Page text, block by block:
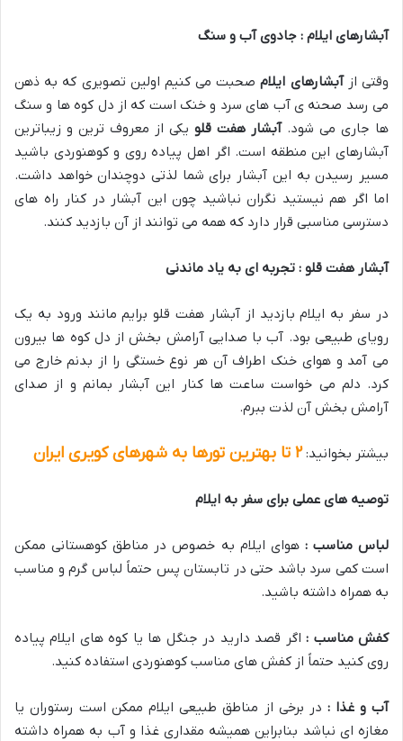
آبشارهای ایلام : جادوی آب و سنگ
وقتی ازآبشارهای ایلامصحبت می کنیم اولین تصویری که به ذهن
می رسد صحنه ی آب های سرد و خنک است که از دل کوه ها و سنگ
ها جاری می شود.آبشار هفت قلو یکی از معروف ترین و زیباترین
آبشارهای این منطقه است. اگر اهل پیاده روی و کوهنوردی باشید
مسیر رسیدن به این آبشار برای شما لذتی دوچندان خواهد داشت.
اما اگر هم نیستید نگران نباشید چون این آبشار در کنار راه های
دسترسی مناسبی قرار دارد که همه می توانند از آن بازدید کنند.
آبشار هفت قلو : تجربه ای به یاد ماندنی
در سفر به ایلام بازدید از آبشار هفت قلو برایم مانند ورود به یک
رویای طبیعی بود. آب با صدایی آرامش بخش از دل کوه ها بیرون
می آمد و هوای خنک اطراف آن هر نوع خستگی را از بدنم خارج می
کرد. دلم می خواست ساعت ها کنار این آبشار بمانم و از صدای
آرامش بخش آن لذت ببرم.
بیشتر بخوانید:۲ تا بهترین تورها به شهرهای کویری ایران
توصیه های عملی برای سفر به ایلام
لباس مناسب :هوای ایلام به خصوص در مناطق کوهستانی ممکن
است کمی سرد باشد حتی در تابستان پس حتماً لباس گرم و مناسب
به همراه داشته باشید.
کفش مناسب : اگر قصد دارید در جنگل ها یا کوه های ایلام پیاده
روی کنید حتماً از کفش های مناسب کوهنوردی استفاده کنید.
آب و غذا : در برخی از مناطق طبیعی ایلام ممکن است رستوران یا
مغازه ای نباشد بنابراین همیشه مقداری غذا و آب به همراه داشته